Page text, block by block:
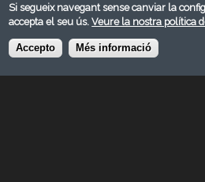
Si segueix navegant sense canviar la
accepta el seu ús.Veure la nostra política
Accepto Més informació